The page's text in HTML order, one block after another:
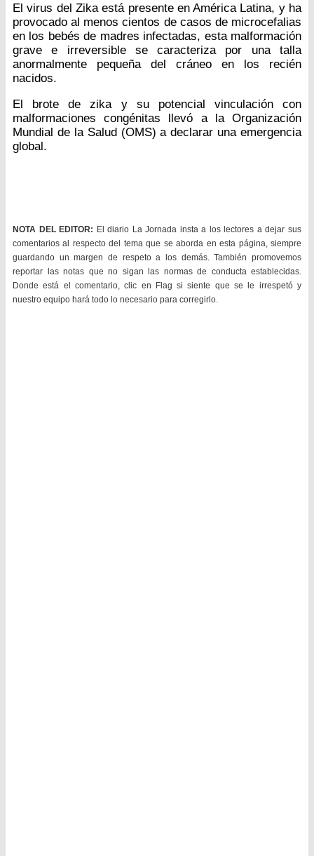
El virus del Zika está presente en América Latina, y ha
provocado al menos cientos de casos de microcefalias
en los bebés de madres infectadas, esta malformación
grave e irreversible se caracteriza por una talla
anormalmente pequeña del cráneo en los recién
nacidos.
El brote de zika y su potencial vinculación con
malformaciones congénitas llevó a la Organización
Mundial de la Salud (OMS) a declarar una emergencia
global.
NOTA DEL EDITOR: El diario La Jornada insta a los lectores a dejar sus
comentarios al respecto del tema que se aborda en esta página, siempre
guardando un margen de respeto a los demás. También promovemos
reportar las notas que no sigan las normas de conducta establecidas.
Donde está el comentario, clic en Flag si siente que se le irrespetó y
nuestro equipo hará todo lo necesario para corregirlo.